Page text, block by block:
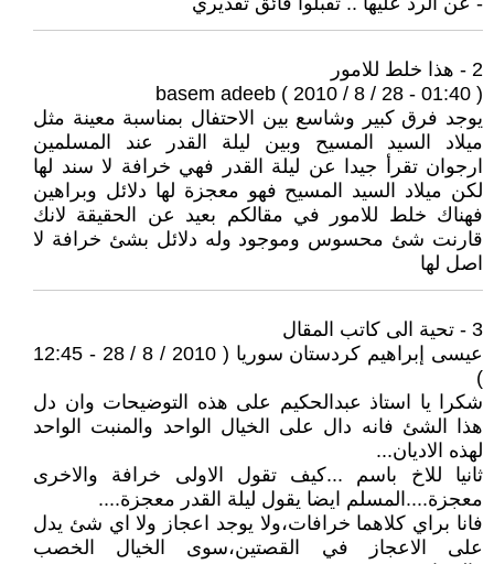
2 - هذا خلط للامور
basem adeeb ( 2010 / 8 / 28 - 01:40 )
يوجد فرق كبير وشاسع بين الاحتفال بمناسبة معينة مثل
ميلاد السيد المسيح وبين ليلة القدر عند المسلمين
ارجوان تقرأ جيدا عن ليلة القدر فهي خرافة لا سند لها
لكن ميلاد السيد المسيح فهو معجزة لها دلائل وبراهين
فهناك خلط للامور في مقالكم بعيد عن الحقيقة لانك
قارنت شئ محسوس وموجود وله دلائل بشئ خرافة لا
اصل لها
3 - تحية الى كاتب المقال
عيسى إبراهيم كردستان سوريا ( 2010 / 8 / 28 - 12:45
)
شكرا يا استاذ عبدالحكيم على هذه التوضيحات وان دل
هذا الشئ فانه دال على الخيال الواحد والمنبت الواحد
لهذه الاديان...
ثانيا للاخ باسم ...كيف تقول الاولى خرافة والاخرى
معجزة....المسلم ايضا يقول ليلة القدر معجزة....
فانا براي كلاهما خرافات،ولا يوجد اعجاز ولا اي شئ يدل
على الاعجاز في القصتين،سوى الخيال الخصب